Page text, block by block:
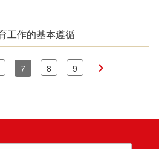
工作的基本遵循
7 8 9